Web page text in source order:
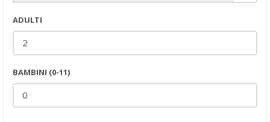
ADULTI
BAMBINI (0-11)